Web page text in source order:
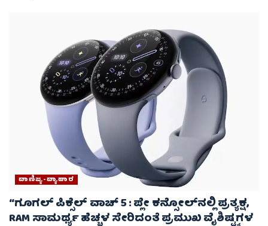
ವಾಣಿಜ್ಯ-ವ್ಯಾಪಾರ
“ಗೂಗಲ್ ಪಿಕ್ಸೆಲ್ ವಾಚ್ 5 : ಪ್ಲೇ ಕನ್ಸೋಲ್‌ನಲ್ಲಿ ಪ್ರತ್ಯಕ್ಷ,
RAM ಸಾಮರ್ಥ್ಯ ಹೆಚ್ಚಳ ಸೇರಿದಂತೆ ಪ್ರಮುಖ ವೈಶಿಷ್ಟ್ಯಗಳ